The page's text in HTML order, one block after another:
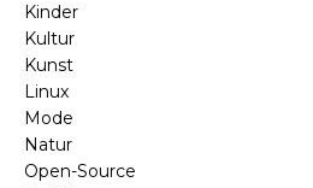
Kinder
Kultur
Kunst
Linux
Mode
Natur
Open-Source